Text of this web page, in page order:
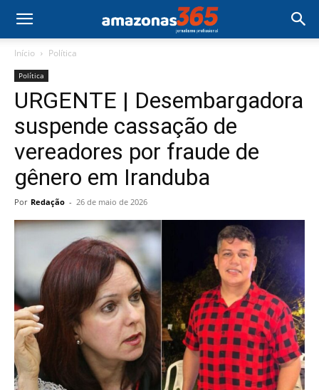
Início Política
Política
URGENTE | Desembargadora
suspende cassação de
vereadores por fraude de
gênero em Iranduba
Por Redação - 26 de maio de 2026